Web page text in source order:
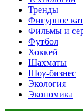
Тренды
Фигурное
Фильмы и
Футбол
Хоккей
Шахматы
Шоу-бизнес
Экология
Экономика